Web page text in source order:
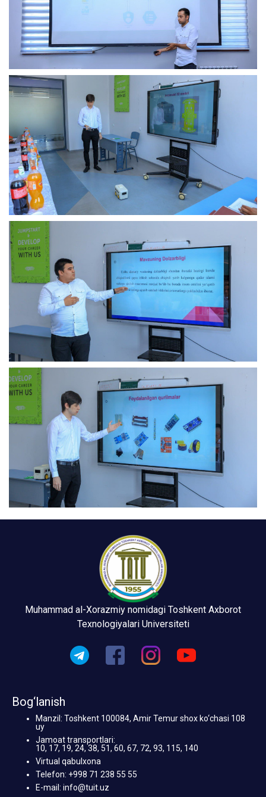
Muhammad al-Xorazmiy nomidagi Toshkent Axborot
Texnologiyalari Universiteti
Bog‘lanish
Manzil: Toshkent 100084, Amir Temur shox ko‘chasi 108
uy
Jamoat transportlari:
10, 17, 19, 24, 38, 51, 60, 67, 72, 93, 115, 140
Virtual qabulxona
Telefon: +998 71 238 55 55
E-mail: info@tuit.uz